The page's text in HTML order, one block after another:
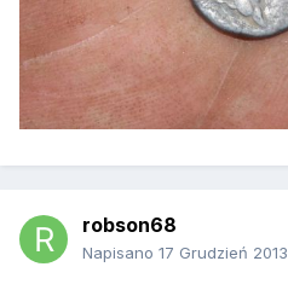
robson68
Napisano 17 Grudzień 2013